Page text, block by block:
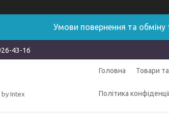
Умови повернення та обміну
43-16
Intex
Головна Товари
Політика